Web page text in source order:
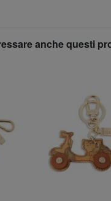
anche questi